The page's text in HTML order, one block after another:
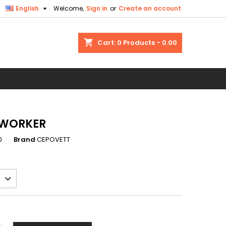
Welcome, Sign in or Create an account
English 
shopping_cart Cart: 0 Products - 0.00
Brand CEPOVETT